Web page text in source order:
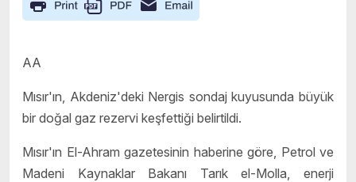
AA
Mısır'ın, Akdeniz'deki Nergis sondaj kuyusunda büyük
bir doğal gaz rezervi keşfettiği belirtildi.
Mısır'ın El-Ahram gazetesinin haberine göre, Petrol ve
Madeni Kaynaklar Bakanı Tarık el-Molla, enerji